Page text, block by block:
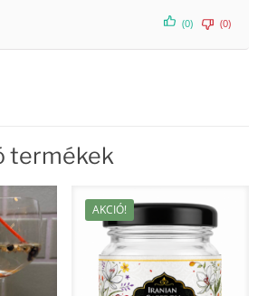
(0) (0)
termékek
AKCIÓ!